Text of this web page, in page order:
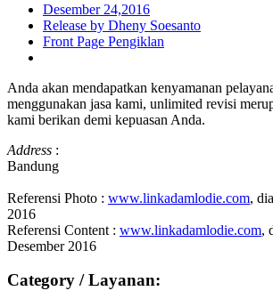
Desember 24,2016
Release by Dheny Soesanto
Front Page Pengiklan
Anda akan mendapatkan kenyamanan
menggunakan jasa kami, unlimited revisi
kami berikan demi kepuasan Anda.
Address :
Bandung
Referensi Photo : www.linkadamlodie.com,
2016
Referensi Content : www.linkadamlodie.com,
Desember 2016
Category / Layanan: